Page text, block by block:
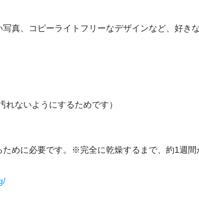
真、コピーライトフリーなデザインなど、好き
れないようにするためです）
ために必要です。※完全に乾燥するまで、約1週